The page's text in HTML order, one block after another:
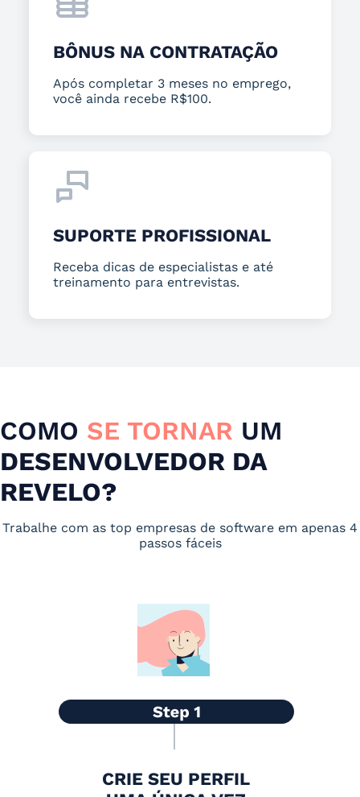
BÔNUS NA CONTRATAÇÃO
Após completar 3 meses no emprego,
você ainda recebe R$100.
SUPORTE PROFISSIONAL
Receba dicas de especialistas e até
treinamento para entrevistas.
COMO SE TORNAR UM
DESENVOLVEDOR DA
REVELO?
Trabalhe com as top empresas de software em apenas 4
passos fáceis
CRIE SEU PERFIL